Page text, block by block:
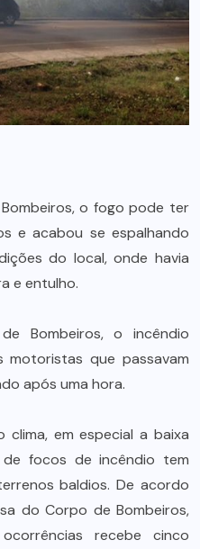
o fogo pode ter
e acabou se espalhando
do local, onde havia
e entulho.
Bombeiros, o incêndio
motoristas que passavam
após uma hora.
em especial a baixa
focos de incêndio tem
baldios. De acordo
do Corpo de Bombeiros,
recebe cinco